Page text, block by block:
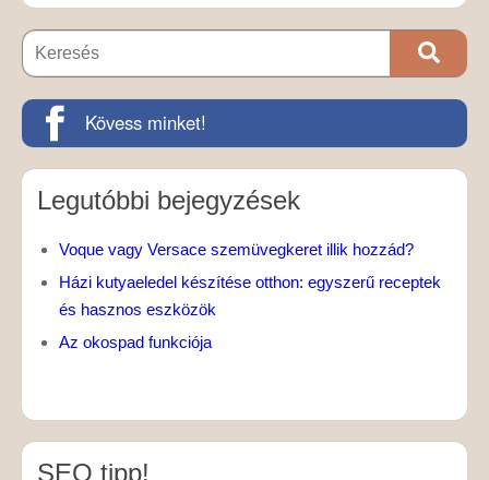
Kövess minket!
Legutóbbi bejegyzések
Voque vagy Versace szemüvegkeret illik hozzád?
Házi kutyaeledel készítése otthon: egyszerű receptek
és hasznos eszközök
Az okospad funkciója
SEO tipp!